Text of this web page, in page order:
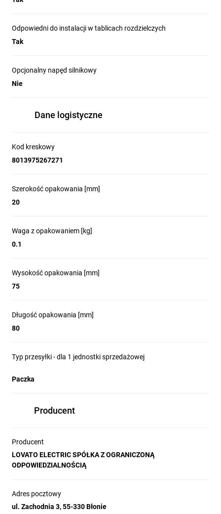
Odpowiedni do instalacji w tablicach rozdzielczych
Tak
Opcjonalny napęd silnikowy
Nie
Dane logistyczne
Kod kreskowy
8013975267271
Szerokość opakowania [mm]
20
Waga z opakowaniem [kg]
0.1
Wysokość opakowania [mm]
75
Długość opakowania [mm]
80
Typ przesyłki - dla 1 jednostki sprzedażowej
Paczka
Producent
Producent
LOVATO ELECTRIC SPÓŁKA Z OGRANICZONĄ
ODPOWIEDZIALNOŚCIĄ
Adres pocztowy
ul. Zachodnia 3, 55-330 Błonie